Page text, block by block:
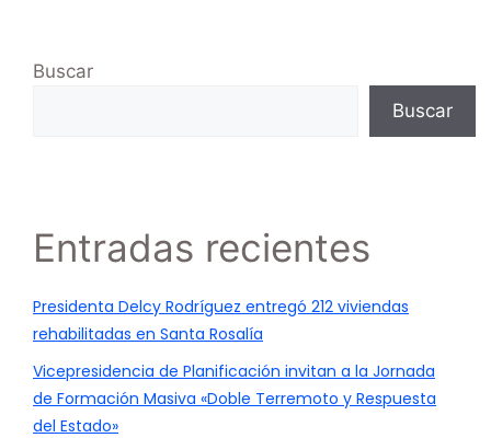
Buscar
Buscar
Entradas recientes
Presidenta Delcy Rodríguez entregó 212 viviendas
rehabilitadas en Santa Rosalía
Vicepresidencia de Planificación invitan a la Jornada
de Formación Masiva «Doble Terremoto y Respuesta
del Estado»